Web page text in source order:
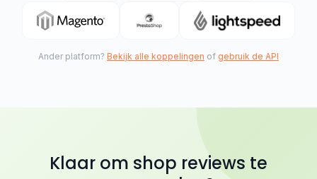
Ander platform? Bekijk alle koppelingen of gebruik de API
Klaar om shop reviews te